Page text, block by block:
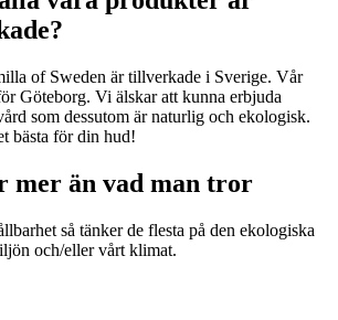
of Sweden är tillverkade i Sverige. Vår
Göteborg. Vi älskar att kunna erbjuda
som dessutom är naturlig och ekologisk.
bästa för din hud!
mer än vad man tror
så tänker de flesta på den ekologiska
och/eller vårt klimat.